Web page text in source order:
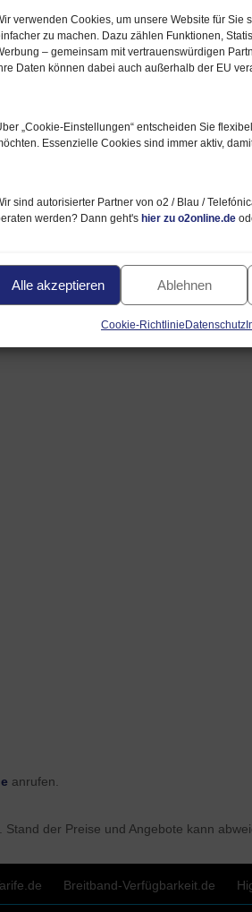
verwenden Cookies, um unsere Website für Sie
zu machen. Dazu zählen Funktionen,
– gemeinsam mit vertrauenswürdigen
Ihre Daten können dabei auch außerhalb der EU
„Cookie‑Einstellungen“ entscheiden Sie
Essenzielle Cookies sind immer aktiv,
sind autorisierter Partner von o2 / Blau /
werden? Dann geht's hier zu o2online.de
Alle akzeptieren Ablehnen
Cookie-Richtlinie Datenschutz
anrufen.
. Stand der Preise und Angebote kann
Breitband-Verfügbarkeit.de